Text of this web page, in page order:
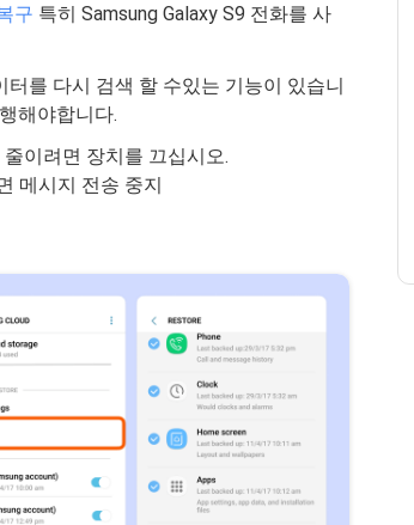
구 특히 Samsung Galaxy S9 전화를 사
를 다시 검색 할 수있는 기능이 있습니
해야합니다.
이려면 장치를 끄십시오.
메시지 전송 중지